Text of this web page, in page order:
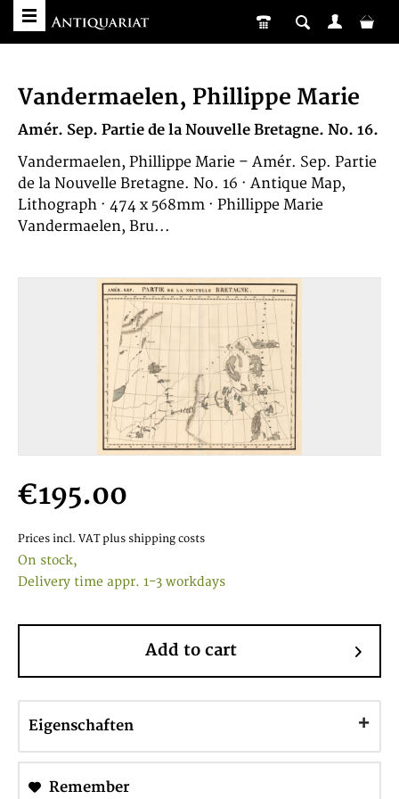
Vandermaelen, Phillippe Marie
Amér. Sep. Partie de la Nouvelle Bretagne. No. 16.
Vandermaelen, Phillippe Marie – Amér. Sep. Partie
de la Nouvelle Bretagne. No. 16 · Antique Map,
Lithograph · 474 x 568mm · Phillippe Marie
Vandermaelen, Bru...
€195.00
Prices incl. VAT plus shipping costs
On stock,
Delivery time appr. 1-3 workdays
Add to cart
Eigenschaften
Remember